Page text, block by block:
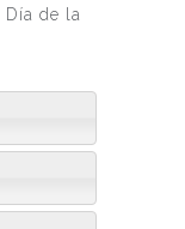
Día de la